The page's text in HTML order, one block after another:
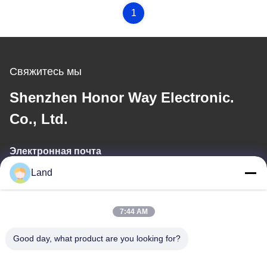
1
Свяжитесь мы
Shenzhen Honor Way Electronic.
Co., Ltd.
Электронная почта
land@szhw-tech.com
Адрес
Land
7:44 AM
Good day, what product are you looking for?